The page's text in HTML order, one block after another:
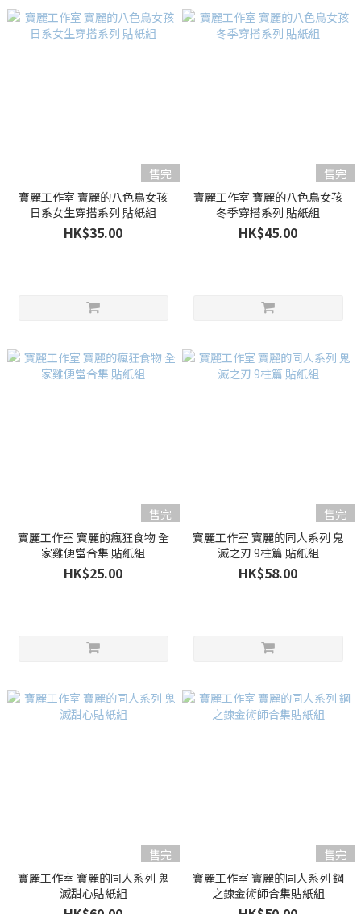
售完
寶麗工作室 寶麗的八色鳥女孩
日系女生穿搭系列 貼紙組
HK$35.00
售完
寶麗工作室 寶麗的八色鳥女孩
冬季穿搭系列 貼紙組
HK$45.00
售完
寶麗工作室 寶麗的瘋狂食物 全
家雞便當合集 貼紙組
HK$25.00
售完
寶麗工作室 寶麗的同人系列 鬼
滅之刃 9柱篇 貼紙組
HK$58.00
售完
寶麗工作室 寶麗的同人系列 鬼
滅甜心貼紙組
售完
寶麗工作室 寶麗的同人系列 鋼
之鍊金術師合集貼紙組